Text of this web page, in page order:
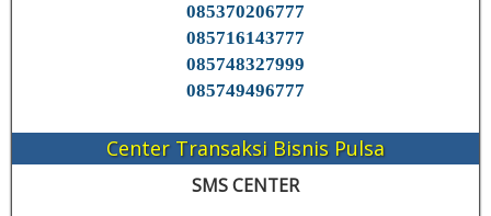
085370206777
085716143777
085748327999
085749496777
Center Transaksi Bisnis Pulsa
SMS CENTER